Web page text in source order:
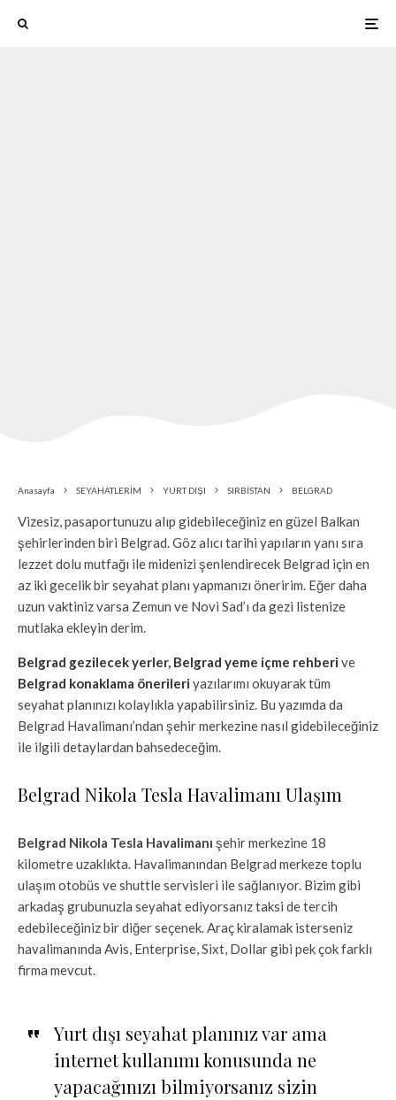
Anasayfa SEYAHATLERİM YURT DIŞI SIRBİSTAN BELGRAD
Vizesiz, pasaportunuzu alıp gidebileceğiniz en güzel Balkan
şehirlerinden biri Belgrad. Göz alıcı tarihi yapıların yanı sıra
lezzet dolu mutfağı ile midenizi şenlendirecek Belgrad için en
az iki gecelik bir seyahat planı yapmanızı öneririm. Eğer daha
uzun vaktiniz varsa Zemun ve Novi Sad’ı da gezi listenize
mutlaka ekleyin derim.
Belgrad gezilecek yerler, Belgrad yeme içme rehberi ve
Belgrad konaklama önerileri yazılarımı okuyarak tüm
seyahat planınızı kolaylıkla yapabilirsiniz. Bu yazımda da
Belgrad Havalimanı’ndan şehir merkezine nasıl gidebileceğiniz
ile ilgili detaylardan bahsedeceğim.
Belgrad Nikola Tesla Havalimanı Ulaşım
Belgrad Nikola Tesla Havalimanı şehir merkezine 18
kilometre uzaklıkta. Havalimanından Belgrad merkeze toplu
ulaşım otobüs ve shuttle servisleri ile sağlanıyor. Bizim gibi
arkadaş grubunuzla seyahat ediyorsanız taksi de tercih
edebileceğiniz bir diğer seçenek. Araç kiralamak isterseniz
havalimanında Avis, Enterprise, Sixt, Dollar gibi pek çok farklı
firma mevcut.
Yurt dışı seyahat planınız var ama
internet kullanımı konusunda ne
yapacağınızı bilmiyorsanız sizin